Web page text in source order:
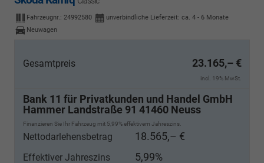
Fahrzeugnr.: 24992580
unverbindliche Lieferzeit: ca. 4 - 6 Monate
Neuwagen
Gesamtpreis 23.165,– €
incl. 19% MwSt.
Bank 11 für Privatkunden und Handel GmbH
Hammer Landstraße 91 41460 Neuss
Finanzieren Sie Ihr Fahrzeug mit 5,99% effektivem Jahreszins.
Nettodarlehensbetrag 18.565,– €
Effektiver Jahreszins 5,99%